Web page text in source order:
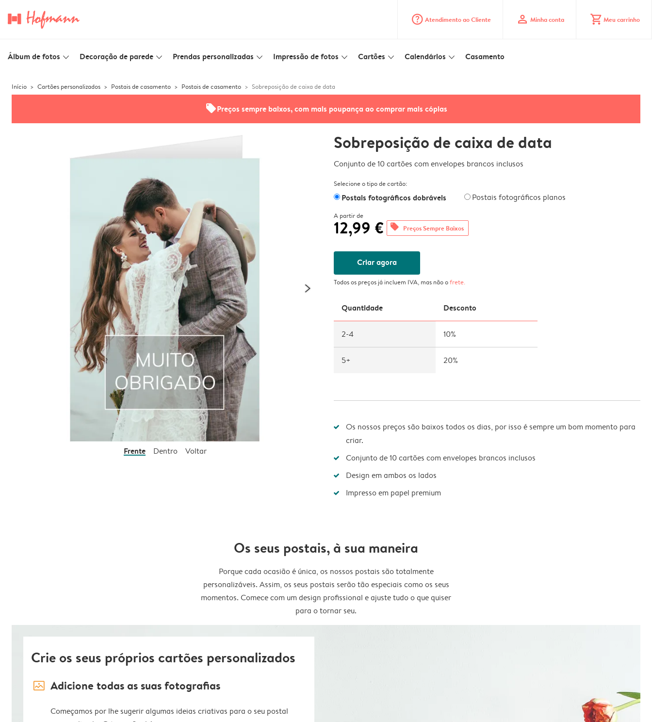
question_mark_circle Atendimento ao Cliente profile Minha conta shopping_cart Meu carrinho
Álbum de fotos slim_arrow_down Decoração de parede slim_arrow_down Prendas personalizadas slim_arrow_down Impressão de fotos slim_arrow_down Cartões slim_arrow_down Calendários slim_arrow_down Casamento
Início Cartões personalizados Postais de casamento Postais de casamento Sobreposição de caixa de data
offersPreços sempre baixos, com mais poupança ao comprar mais cópias
Frente Dentro Voltar
Sobreposição de caixa de data
Conjunto de 10 cartões com envelopes brancos inclusos
Selecione o tipo de cartão:
Postais fotográficos dobráveis Postais fotográficos planos
A partir de
12,99 € offers Preços Sempre Baixos
Criar agora
Todos os preços já incluem IVA, mas não ofrete.
Quantidade Desconto
2-4 10%
5+ 20%
Os nossos preços são baixos todos os dias, por isso é sempre um bom momento para
criar.
Conjunto de 10 cartões com envelopes brancos inclusos
Design em ambos os lados
Impresso em papel premium
Os seus postais, à sua maneira
Porque cada ocasião é única, os nossos postais são totalmente
personalizáveis. Assim, os seus postais serão tão especiais como os seus
momentos. Comece com um design profissional e ajuste tudo o que quiser
para o tornar seu.
Crie os seus próprios cartões personalizados
image_placeholder Adicione todas as suas fotografias
Começamos por lhe sugerir algumas ideias criativas para o seu postal